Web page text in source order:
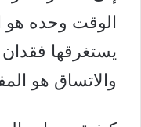
الوقت وحده هو
يستغرقها فقدان
والاتساق هو